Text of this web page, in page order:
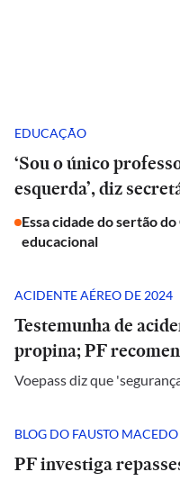
EDUCAÇÃO
‘Sou o único
esquerda’, diz
Essa cidade do sertão
educacional
ACIDENTE AÉREO DE 2024
Testemunha de
propina; PF
Voepass diz que
BLOG DO FAUSTO MACEDO
PF investiga